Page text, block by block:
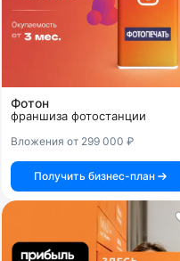
Фотон
франшиза фотостанции
Вложения от 299 000 ₽
Получить бизнес-план